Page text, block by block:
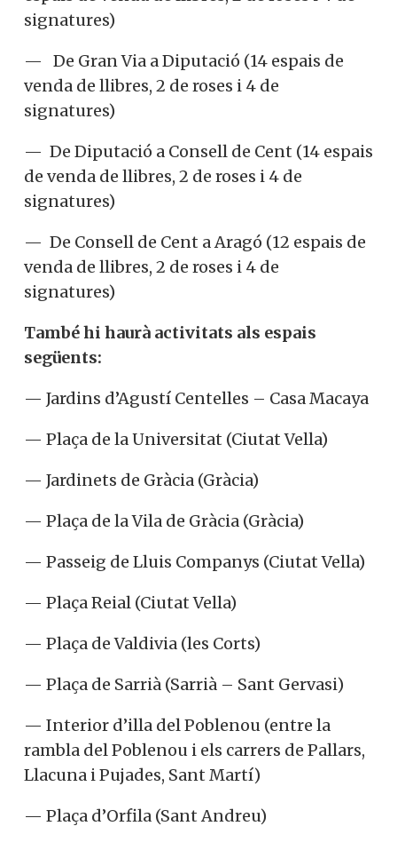
signatures)
— De Gran Via a Diputació (14 espais de
venda de llibres, 2 de roses i 4 de
signatures)
— De Diputació a Consell de Cent (14 espais
de venda de llibres, 2 de roses i 4 de
signatures)
— De Consell de Cent a Aragó (12 espais de
venda de llibres, 2 de roses i 4 de
signatures)
També hi haurà activitats als espais
següents:
— Jardins d’Agustí Centelles – Casa Macaya
— Plaça de la Universitat (Ciutat Vella)
— Jardinets de Gràcia (Gràcia)
— Plaça de la Vila de Gràcia (Gràcia)
— Passeig de Lluis Companys (Ciutat Vella)
— Plaça Reial (Ciutat Vella)
— Plaça de Valdivia (les Corts)
— Plaça de Sarrià (Sarrià – Sant Gervasi)
— Interior d’illa del Poblenou (entre la
rambla del Poblenou i els carrers de Pallars,
Llacuna i Pujades, Sant Martí)
— Plaça d’Orfila (Sant Andreu)